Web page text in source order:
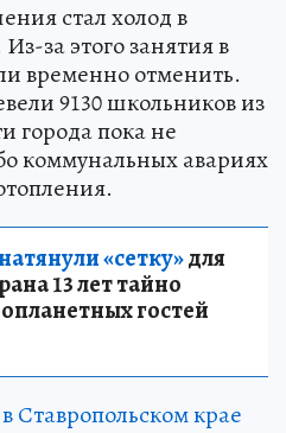
стал холод в
за этого занятия в
временно отменить.
9130 школьников из
города пока не
коммунальных авариях
«сетку»для
13 лет тайно
гостей
Ставропольском крае